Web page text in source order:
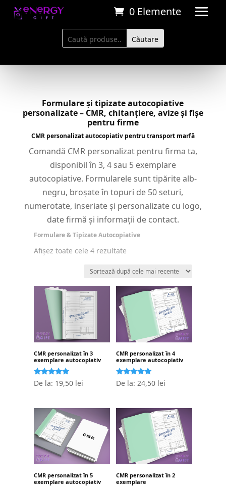
0 Elemente
Formulare și tipizate autocopiative
personalizate – CMR, chitanțiere, avize și fișe
pentru firme
CMR personalizat autocopiativ pentru transport marfă
Comandă CMR personalizat pentru firma ta,
disponibil în 3, 4 sau 5 exemplare
autocopiative. Formularele sunt tipărite alb-
negru, broșate în topuri de 50 seturi,
numerotate, inseriate și personalizate cu logo,
date firmă și informații de contact.
Formulare & Tipizate Autocopiative
Afișez toate cele 4 rezultate
mai
CMR personalizat în 3
exemplare autocopiativ
Evaluat la
5.00
De la: 19,50 lei
CMR personalizat în 4
exemplare autocopiativ
Evaluat la
5.00
De la:24,50 lei
CMR personalizat în 5
exemplare autocopiativ
CMR personalizat în 2
exemplare